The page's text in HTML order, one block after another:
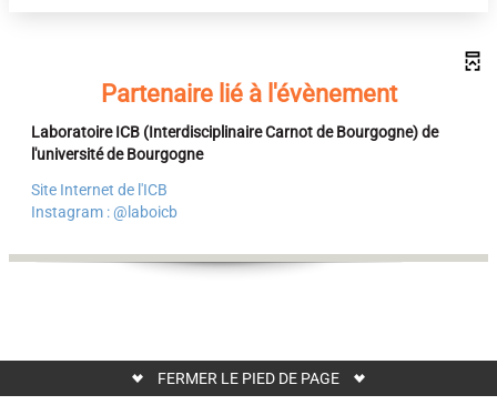
Partenaire lié à l'évènement
Laboratoire ICB (Interdisciplinaire Carnot de Bourgogne) de
l'université de Bourgogne
Site Internet de l'ICB
Instagram : @laboicb
FERMER LE PIED DE PAGE